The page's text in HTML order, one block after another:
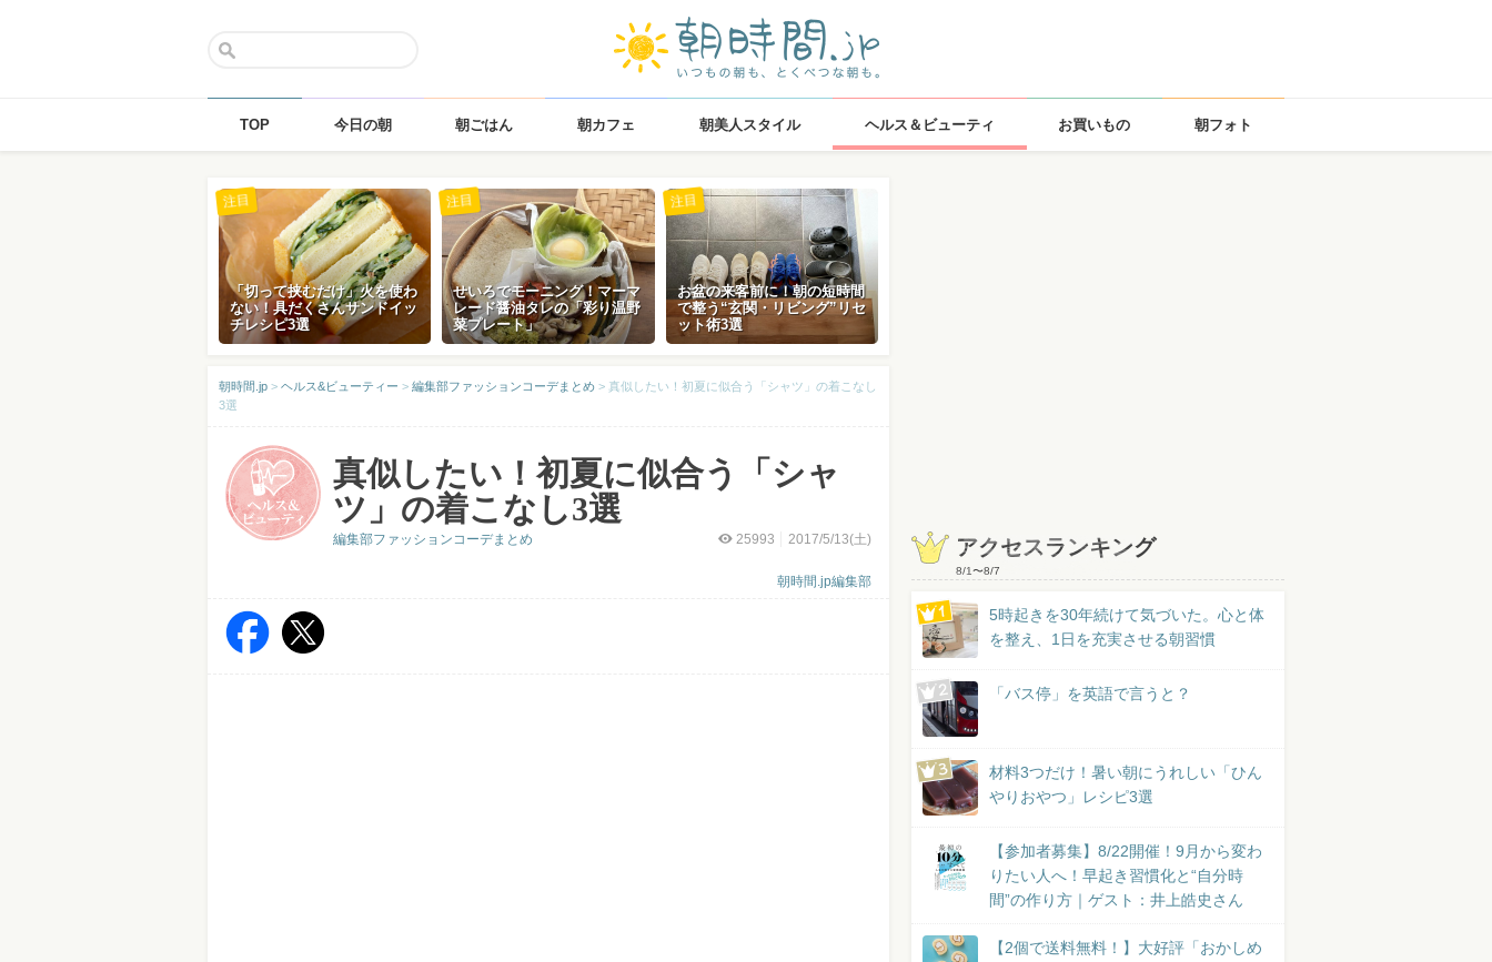
TOP 今日の朝 朝ごはん 朝カフェ 朝美人スタイル ヘルス＆ビューティ お買いもの 朝フォト
「切って挟むだけ」火を使わ
ない！具だくさんサンドイッ
チレシピ3選
注目
せいろでモーニング！マーマ
レード醤油タレの「彩り温野
菜プレート」
注目
お盆の来客前に！朝の短時間
で整う“玄関・リビング”リセ
ット術3選
注目
朝時間.jp > ヘルス&ビューティー > 編集部ファッションコーデまとめ > 真似したい！初夏に似合う「シャツ」の着こなし
3選
真似したい！初夏に似合う「シャ
ツ」の着こなし3選
25993 2017/5/13(土)
朝時間.jp編集部
編集部ファッションコーデまとめ アクセスランキング
8/1〜8/7
5時起きを30年続けて気づいた。心と体
を整え、1日を充実させる朝習慣
「バス停」を英語で言うと？
材料3つだけ！暑い朝にうれしい「ひん
やりおやつ」レシピ3選
【参加者募集】8/22開催！9月から変わ
りたい人へ！早起き習慣化と“自分時
間”の作り方｜ゲスト：井上皓史さん
【2個で送料無料！】大好評「おかしめ